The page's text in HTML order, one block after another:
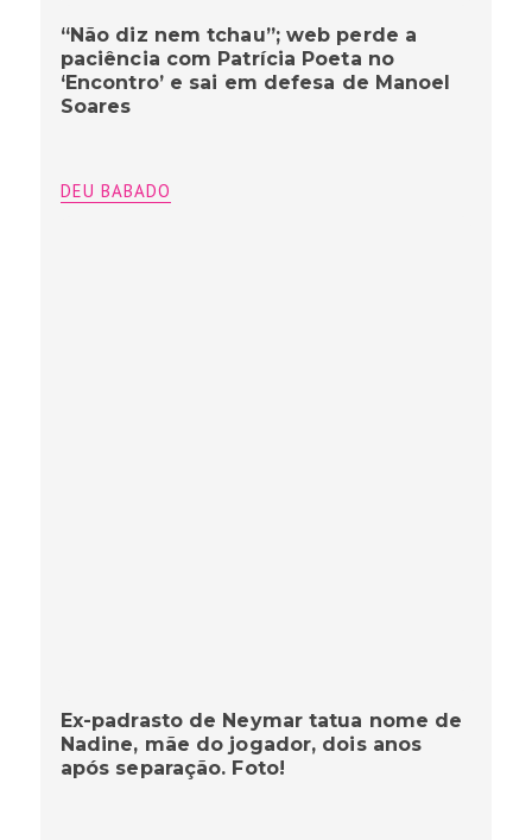
“Não diz nem tchau”; web perde a
paciência com Patrícia Poeta no
‘Encontro’ e sai em defesa de Manoel
Soares
DEU BABADO
Ex-padrasto de Neymar tatua nome de
Nadine, mãe do jogador, dois anos
após separação. Foto!